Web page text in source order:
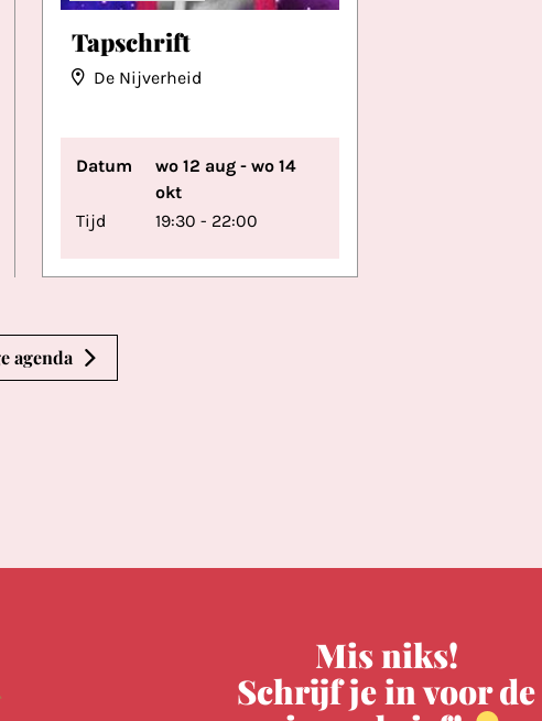
Tapschrift
De Nijverheid
Datum
wo 12 aug - wo 14
okt
Tijd
19:30 - 22:00
agenda
Mis niks!
Schrijf je in voor de